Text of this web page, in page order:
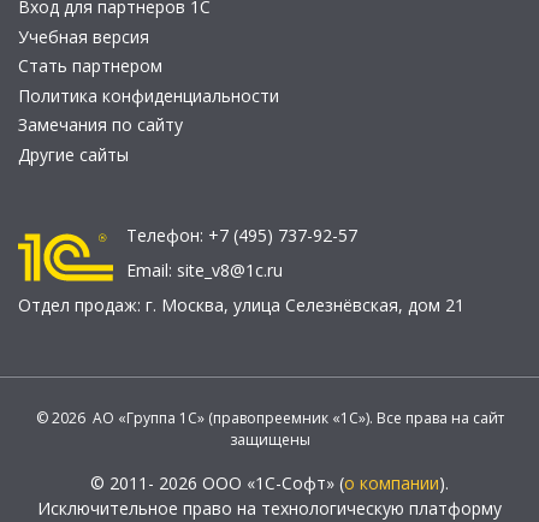
Вход для партнеров 1С
Учебная версия
Стать партнером
Политика конфиденциальности
Замечания по сайту
Другие сайты
Телефон: +7 (495) 737-92-57
Email: site_v8@1c.ru
Отдел продаж: г. Москва, улица Селезнёвская, дом 21
© 2026 АО «Группа 1С» (правопреемник «1С»). Все права на сайт
защищены
© 2011- 2026 ООО «1С-Софт» (о компании).
Исключительное право на технологическую платформу